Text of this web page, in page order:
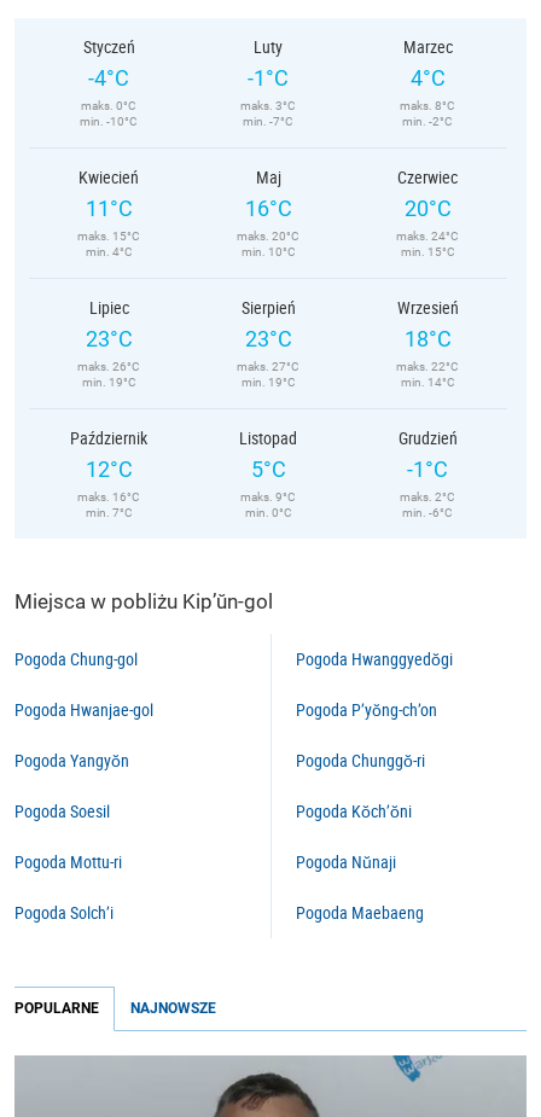
Styczeń
-4°C
maks. 0°C
min. -10°C
Luty
-1°C
maks. 3°C
min. -7°C
Marzec
4°C
maks. 8°C
min. -2°C
Kwiecień
11°C
maks. 15°C
min. 4°C
Maj
16°C
maks. 20°C
min. 10°C
Czerwiec
20°C
maks. 24°C
min. 15°C
Lipiec
23°C
maks. 26°C
min. 19°C
Sierpień
23°C
maks. 27°C
min. 19°C
Wrzesień
18°C
maks. 22°C
min. 14°C
Październik
12°C
maks. 16°C
min. 7°C
Listopad
5°C
maks. 9°C
min. 0°C
Grudzień
-1°C
maks. 2°C
min. -6°C
Miejsca w pobliżu Kip’ŭn-gol
Pogoda Chung-gol
Pogoda Hwanjae-gol
Pogoda Yangyŏn
Pogoda Soesil
Pogoda Mottu-ri
Pogoda Solch’i
Pogoda Hwanggyedŏgi
Pogoda P’yŏng-ch’on
Pogoda Chunggŏ-ri
Pogoda Kŏch’ŏni
Pogoda Nŭnaji
Pogoda Maebaeng
POPULARNE NAJNOWSZE